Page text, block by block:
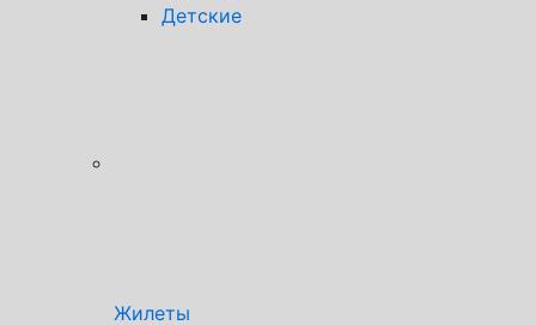
Детские
Жилеты